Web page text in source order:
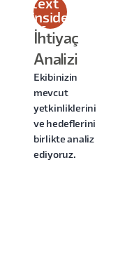
text
inside
of a
div
block.
İhtiyaç
Analizi
Ekibinizin
mevcut
yetkinliklerini
ve hedeflerini
birlikte analiz
ediyoruz.